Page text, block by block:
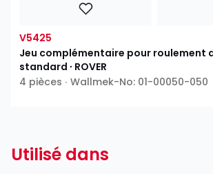
V5425
Jeu complémentaire pour roulement
standard ∙ ROVER
4 pièces ∙ Wallmek-No: 01-00050-050
Utilisé dans